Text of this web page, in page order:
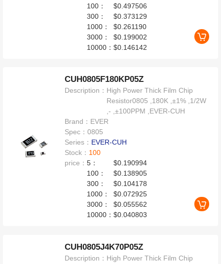
100：
$0.497506
300：
$0.373129
1000：
$0.261190
3000：
$0.199002
10000：$0.146142
CUH0805F180KP05Z
Description： High Power Thick Film Chip
Resistor0805 ,180K ,±1% ,1/2W
,- ,±100PPM ,EVER-CUH
Brand： EVER
Spec：0805
Series： EVER-CUH
Stock： 100
price：5：
$0.190994
100：
$0.138905
300：
$0.104178
1000：
$0.072925
3000：
$0.055562
10000：$0.040803
CUH0805J4K70P05Z
Description： High Power Thick Film Chip